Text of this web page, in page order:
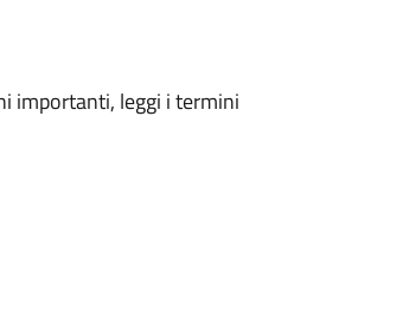
importanti, leggi i termini